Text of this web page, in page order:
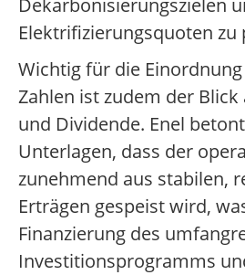
Dekarbonisierungszielen
Elektrifizierungsquoten
Wichtig für die
Zahlen ist zudem der
und Dividende. Enel
Unterlagen, dass der
zunehmend aus stabilen,
Erträgen gespeist wird,
Finanzierung des
Investitionsprogramms